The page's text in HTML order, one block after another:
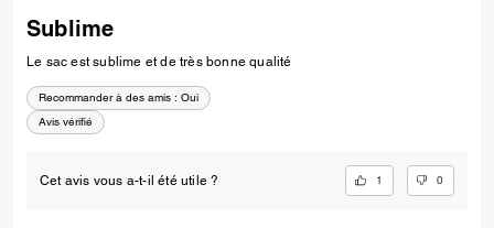
Sublime
Le sac est sublime et de très bonne qualité
Recommander à des amis : Oui
Avis vérifié
Cet avis vous a-t-il été utile ? 1 0